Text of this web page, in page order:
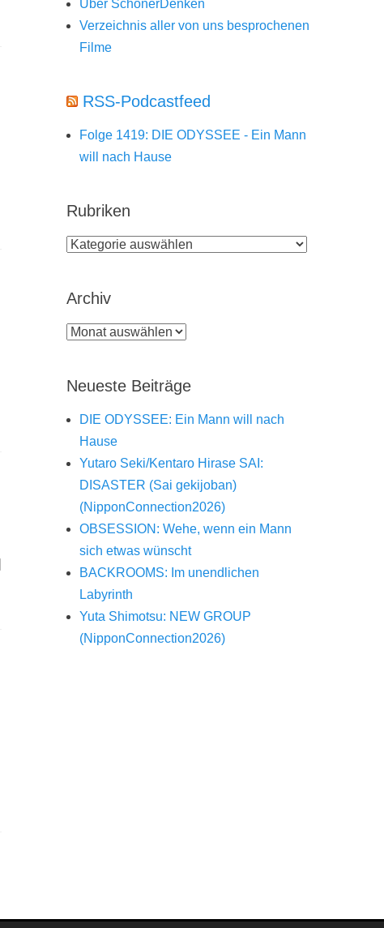
Über SchönerDenken
Verzeichnis aller von uns besprochenen
Filme
RSS-Podcastfeed
Folge 1419: DIE ODYSSEE - Ein Mann
will nach Hause
Rubriken
Rubriken
Archiv
Archiv
Neueste Beiträge
DIE ODYSSEE: Ein Mann will nach
Hause
Yutaro Seki/Kentaro Hirase SAI:
DISASTER (Sai gekijoban)
(NipponConnection2026)
OBSESSION: Wehe, wenn ein Mann
sich etwas wünscht
BACKROOMS: Im unendlichen
Labyrinth
Yuta Shimotsu: NEW GROUP
(NipponConnection2026)